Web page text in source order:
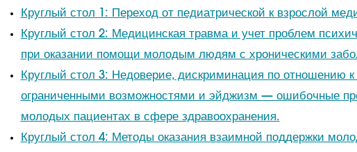
Круглый стол 1: Переход от педиатрической к взрослой
Круглый стол 2: Медицинская травма и учет проблем
при оказании помощи молодым людям с хроническими
Круглый стол 3: Недоверие, дискриминация по отношению
ограниченными возможностями и эйджизм — ошибочные
молодых пациентах в сфере здравоохранения.
Круглый стол 4: Методы оказания взаимной поддержки